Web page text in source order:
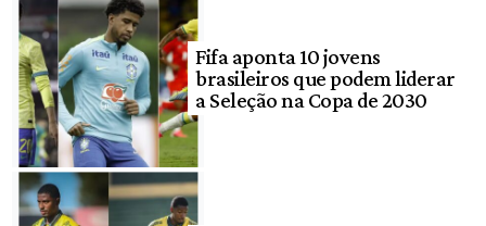
Fifa aponta 10 jovens
brasileiros que podem liderar
a Seleção na Copa de 2030